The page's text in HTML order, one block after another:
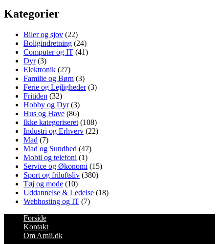
Kategorier
Biler og sjov (22)
Boligindretning (24)
Computer og IT (41)
Dyr(3)
Elektronik (27)
Familie og Børn (3)
Ferie og Lejligheder(3)
Fritiden (32)
Hobby og Dyr(3)
Hus og Have (86)
Ikke kategoriseret (108)
Industri og Erhverv (22)
Mad (7)
Mad og Sundhed (47)
Mobil og telefoni (1)
Service og Økonomi (15)
Sport og friluftsliv (380)
Tøj og mode (10)
Uddannelse & Ledelse (18)
Webhosting og IT (7)
Forside
Kontakt
Om Arnii.dk